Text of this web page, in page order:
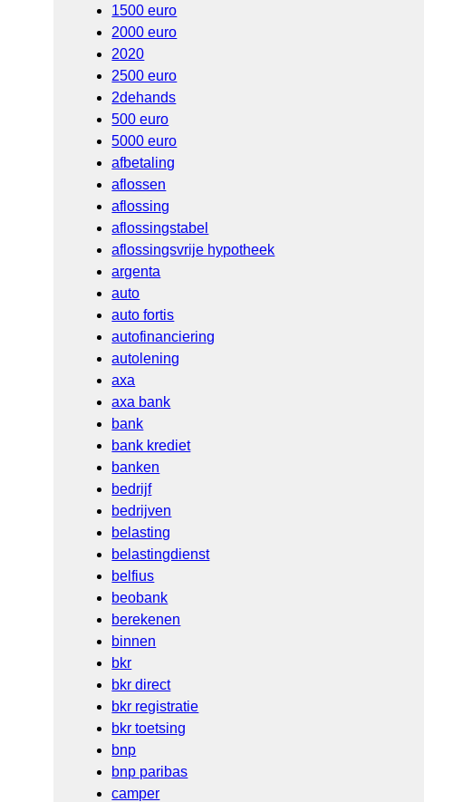
1500 euro
2000 euro
2020
2500 euro
2dehands
500 euro
5000 euro
afbetaling
aflossen
aflossing
aflossingstabel
aflossingsvrije hypotheek
argenta
auto
auto fortis
autofinanciering
autolening
axa
axa bank
bank
bank krediet
banken
bedrijf
bedrijven
belasting
belastingdienst
belfius
beobank
berekenen
binnen
bkr
bkr direct
bkr registratie
bkr toetsing
bnp
bnp paribas
camper